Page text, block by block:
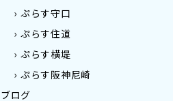
ぷらす守口
ぷらす住道
ぷらす横堤
ぷらす阪神尼崎
ブログ